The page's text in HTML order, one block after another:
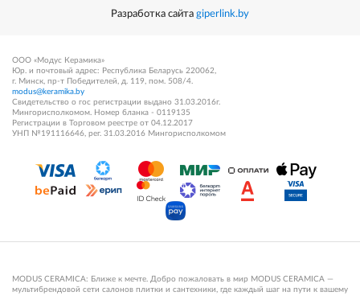
Разработка сайта giperlink.by
ООО «Модус Керамика»
Юр. и почтовый адрес: Республика Беларусь 220062,
г. Минск, пр-т Победителей, д. 119, пом. 508/4.
modus@keramika.by
Свидетельство о гос регистрации выдано 31.03.2016г.
Мингорисполкомом. Номер бланка - 0119135
Регистрации в Торговом реестре от 04.12.2017
УНП №191116646, рег. 31.03.2016 Мингорисполкомом
MODUS CERAMICA: Ближе к мечте. Добро пожаловать в мир MODUS CERAMICA —
мультибрендовой сети салонов плитки и сантехники, где каждый шаг на пути к вашему